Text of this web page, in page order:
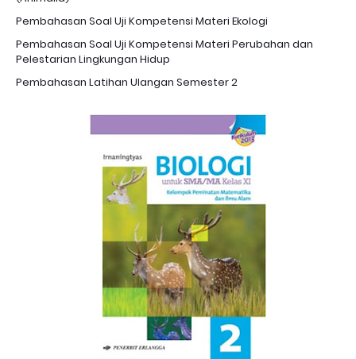
Pembahasan Soal Uji Kompetensi Materi Ekologi
Pembahasan Soal Uji Kompetensi Materi Perubahan dan
Pelestarian Lingkungan Hidup
Pembahasan Latihan Ulangan Semester 2